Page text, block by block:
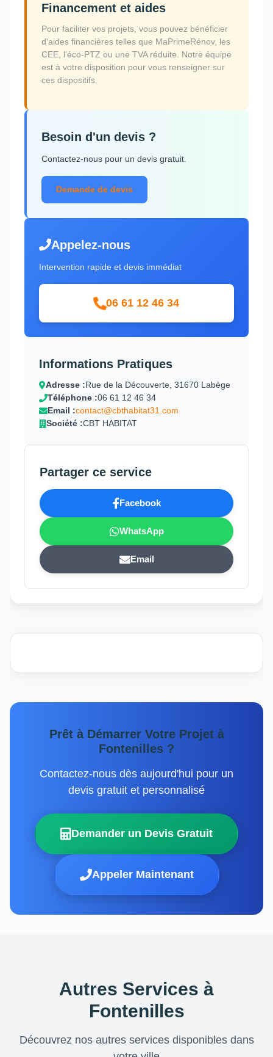
Financement et aides
Pour faciliter vos projets, vous pouvez bénéficier
d'aides financières telles que MaPrimeRénov, les
CEE, l'éco-PTZ ou une TVA réduite. Notre équipe
est à votre disposition pour vous renseigner sur
ces dispositifs.
Besoin d'un devis ?
Contactez-nous pour un devis gratuit.
Demande de devis
Appelez-nous
Intervention rapide et devis immédiat
06 61 12 46 34
Informations Pratiques
Adresse :Rue de la Découverte, 31670 Labège
Téléphone :06 61 12 46 34
Email :contact@cbthabitat31.com
Société :CBT HABITAT
Partager ce service
Facebook
WhatsApp
Email
Prêt à Démarrer Votre Projet à
Fontenilles ?
Contactez-nous dès aujourd'hui pour un
devis gratuit et personnalisé
Demander un Devis Gratuit
Appeler Maintenant
Autres Services à
Fontenilles
Découvrez nos autres services disponibles dans